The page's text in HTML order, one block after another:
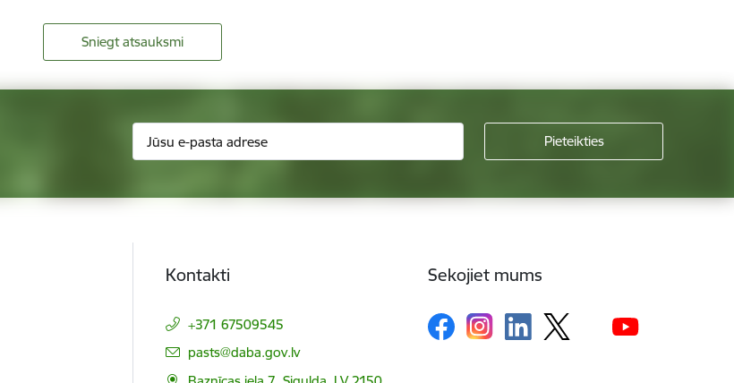
Sniegt atsauksmi
Kontakti
+371 67509545
E-pasts:
pasts@daba.gov.lv
Sekojiet mums